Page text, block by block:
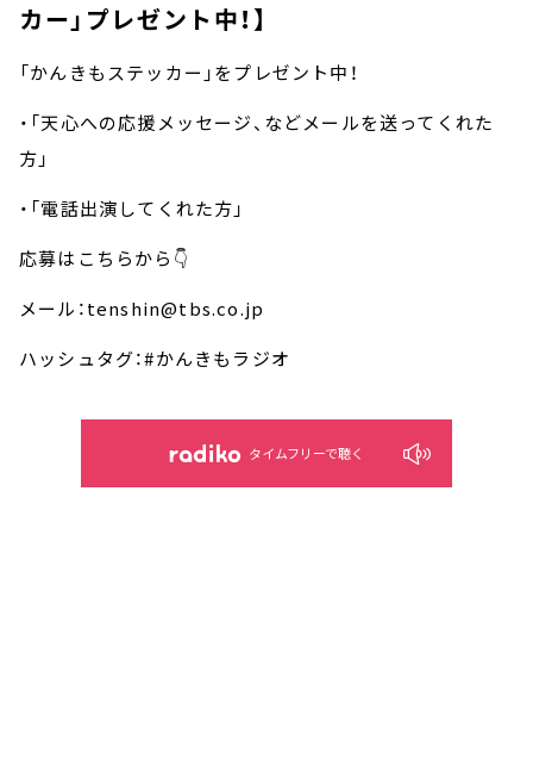
カー」プレゼント中！】
「かんきもステッカー」をプレゼント中！
・「天心への応援メッセージ、などメールを送ってくれた
方」
・「電話出演してくれた方」
応募はこちらから👇
メール：tenshin@tbs.co.jp
ハッシュタグ：#かんきもラジオ
タイムフリーで聴く